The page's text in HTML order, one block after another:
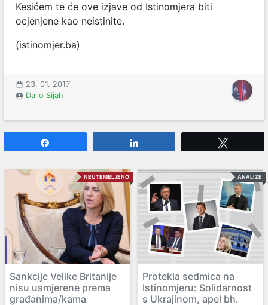
Kesićem te će ove izjave od Istinomjera biti
ocjenjene kao neistinite.
(istinomjer.ba)
23. 01. 2017
Dalio Sijah
NEUTEMELJENO
Sankcije Velike Britanije
nisu usmjerene prema
građanima/kama
ANALIZE
Protekla sedmica na
Istinomjeru: Solidarnost
s Ukrajinom, apel bh.